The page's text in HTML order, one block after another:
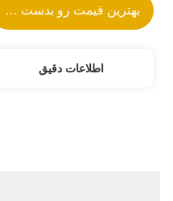
بهترین قیمت رو بدست بیار
اطلاعات دقیق